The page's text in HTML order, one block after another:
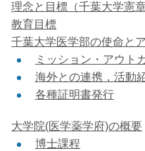
理念と目標（千葉大学憲章
教育目標
千葉大学医学部の使命と
ミッション・アウト
海外との連携，活動
各種証明書発行
大学院(医学薬学府)の概要
博士課程